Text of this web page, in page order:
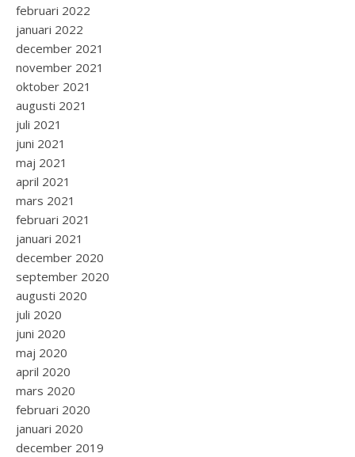
februari 2022
januari 2022
december 2021
november 2021
oktober 2021
augusti 2021
juli 2021
juni 2021
maj 2021
april 2021
mars 2021
februari 2021
januari 2021
december 2020
september 2020
augusti 2020
juli 2020
juni 2020
maj 2020
april 2020
mars 2020
februari 2020
januari 2020
december 2019